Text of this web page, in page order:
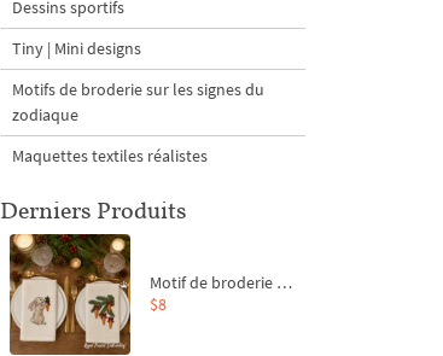
Dessins sportifs
Tiny | Mini designs
Motifs de broderie sur les signes du
zodiaque
Maquettes textiles réalistes
Derniers Produits
Motif de broderie machine Branche de sapin et carottes - 4 tailles
$8